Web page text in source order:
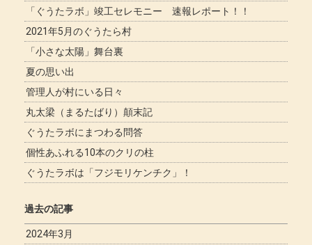
「ぐうたラボ」竣工セレモニー 速報レポート！！
2021年5月のぐうたら村
「小さな太陽」舞台裏
夏の思い出
管理人が村にいる日々
丸太梁（まるたばり）顛末記
ぐうたラボにまつわる問答
個性あふれる10本のクリの柱
ぐうたラボは「フジモリケンチク」！
過去の記事
2024年3月